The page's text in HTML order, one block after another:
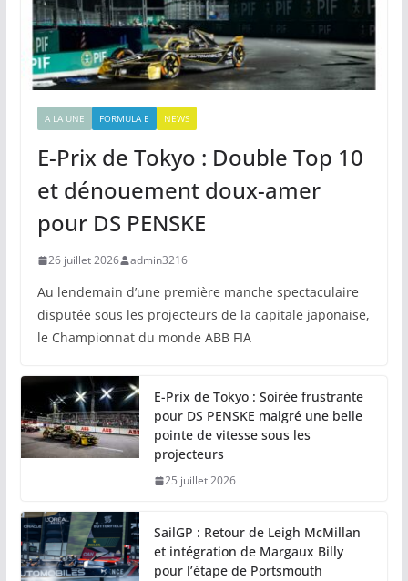
A LA UNE FORMULA E NEWS
E-Prix de Tokyo : Double Top 10
et dénouement doux-amer
pour DS PENSKE
26 juillet 2026 admin3216
Au lendemain d’une première manche spectaculaire
disputée sous les projecteurs de la capitale japonaise,
le Championnat du monde ABB FIA
E-Prix de Tokyo : Soirée frustrante
pour DS PENSKE malgré une belle
pointe de vitesse sous les
projecteurs
25 juillet 2026
SailGP : Retour de Leigh McMillan
et intégration de Margaux Billy
pour l’étape de Portsmouth